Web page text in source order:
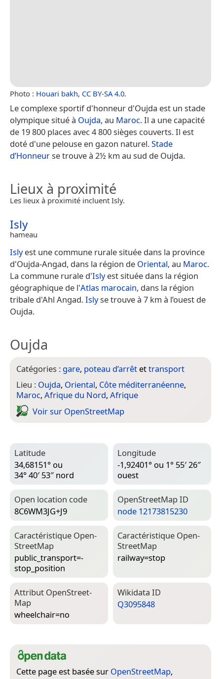
Photo : Houari bakh, CC BY-SA 4.0.
Le complexe sportif d'honneur d'Oujda est un stade
olympique situé à Oujda, au Maroc. Il a une capacité
de 19 800 places avec 4 800 sièges couverts. Il est
doté d'une pelouse en gazon naturel.Stade
d’Honneurse trouve à 2½ km au sud de Oujda.
Lieux à proximité
Les lieux à proximité incluent Isly.
Isly
hameau
Islyest une commune rurale située dans la province
d'Oujda-Angad, dans la région de Oriental, au Maroc.
La commune rurale d'Islyest située dans la région
géographique de l'Atlas marocain, dans la région
tribale d'Ahl Angad.Islyse trouve à 7 km à l’ouest de
Oujda.
Oujda
Catégories : gare, poteau d’arrêt ettransport
Lieu : Oujda, Oriental, Côte méditerranéenne,
Maroc, Afrique du Nord, Afrique
Voir sur Open­Street­Map
Latitude
34,68151° ou
34° 40′ 53″ nord
Longitude
-1,92401° ou 1° 55′ 26″
ouest
Open location code
8C6WM3JG+J9
Open­Street­Map ID
node 12173815230
Caractéristique Open­
Street­Map
public_transport=­
stop_position
Caractéristique Open­
Street­Map
railway=­stop
Attribut Open­Street­
Map
wheelchair=­no
Wiki­data ID
Q3095848
Cette page est basée sur OpenStreetMap,